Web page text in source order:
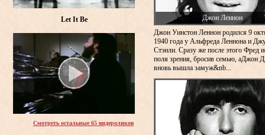
Джон Леннон
Джон Уинстон Леннон родился 9
1940 года у Альфреда Леннона и
Стэнли. Сразу же после этого Фред
поля зрения, бросив семью, аДжон
вновь вышла замуж&nb...
Let It Be
Смотреть остальные 65 видероликов